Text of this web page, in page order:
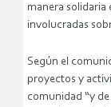
manera solidaria
involucradas
Según el
proyectos y
comunidad “y